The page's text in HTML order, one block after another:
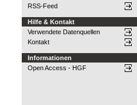
RSS-Feed
Hilfe & Kontakt
Verwendete Datenquellen
Kontakt
Informationen
Open Access - HGF